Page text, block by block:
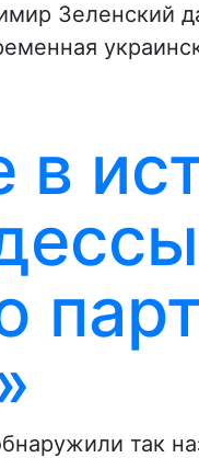
Зеленский
в
так